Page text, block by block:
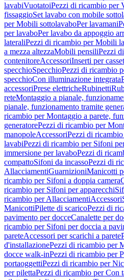
lavabiVuotatoiPezzi di ricambio per
fissaggioSet lavabo con mobile
per Mobili sottolavaboPer lavamani
per lavaboPer lavabo da appoggio
lateraliPezzi di ricambio per Mobili
a mezza altezzaMobili pensiliPezzi
contenitoreAccessoriInserti per
specchioSpecchioPezzi di ricambio
specchioCon illuminazione integrata
accessoriPrese elettricheRubinetti
reteMontaggio a pianale,
pianale, funzionamento tramite
ricambio per Montaggio a parete,
generatorePezzi di ricambio per
manopoleAccessoriPezzi di
lavabiPezzi di ricambio per Sifoni
immersione per lavaboPezzi di
compattoSifoni da incassoPezzi di
AllacciamentiGuarnizioniManicotti
ricambio per Sifoni a doppia camera
ricambio per Sifoni per apparecchi
ricambio per AllacciamentiAccessori
ManicottiPilette di scaricoPezzi di
pavimento per docceCanalette per
ricambio per Sifoni per doccia a
pareteAccessori per scarichi a parete
d'installazionePezzi di ricambio per
docce walk-inPezzi di ricambio per
portaoggettiPezzi di ricambio per
per pilettaPezzi di ricambio per Con